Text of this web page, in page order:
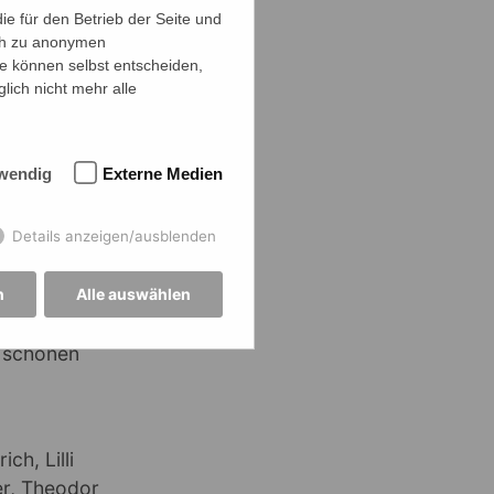
daran
Thema
Im
Jever auf
macht.
und für die
Lilli
Theodor
für den Betrieb der Seite und
zu anonymen
können selbst entscheiden,
nicht mehr alle
Externe Medien
Details anzeigen/ausblenden
Alle auswählen